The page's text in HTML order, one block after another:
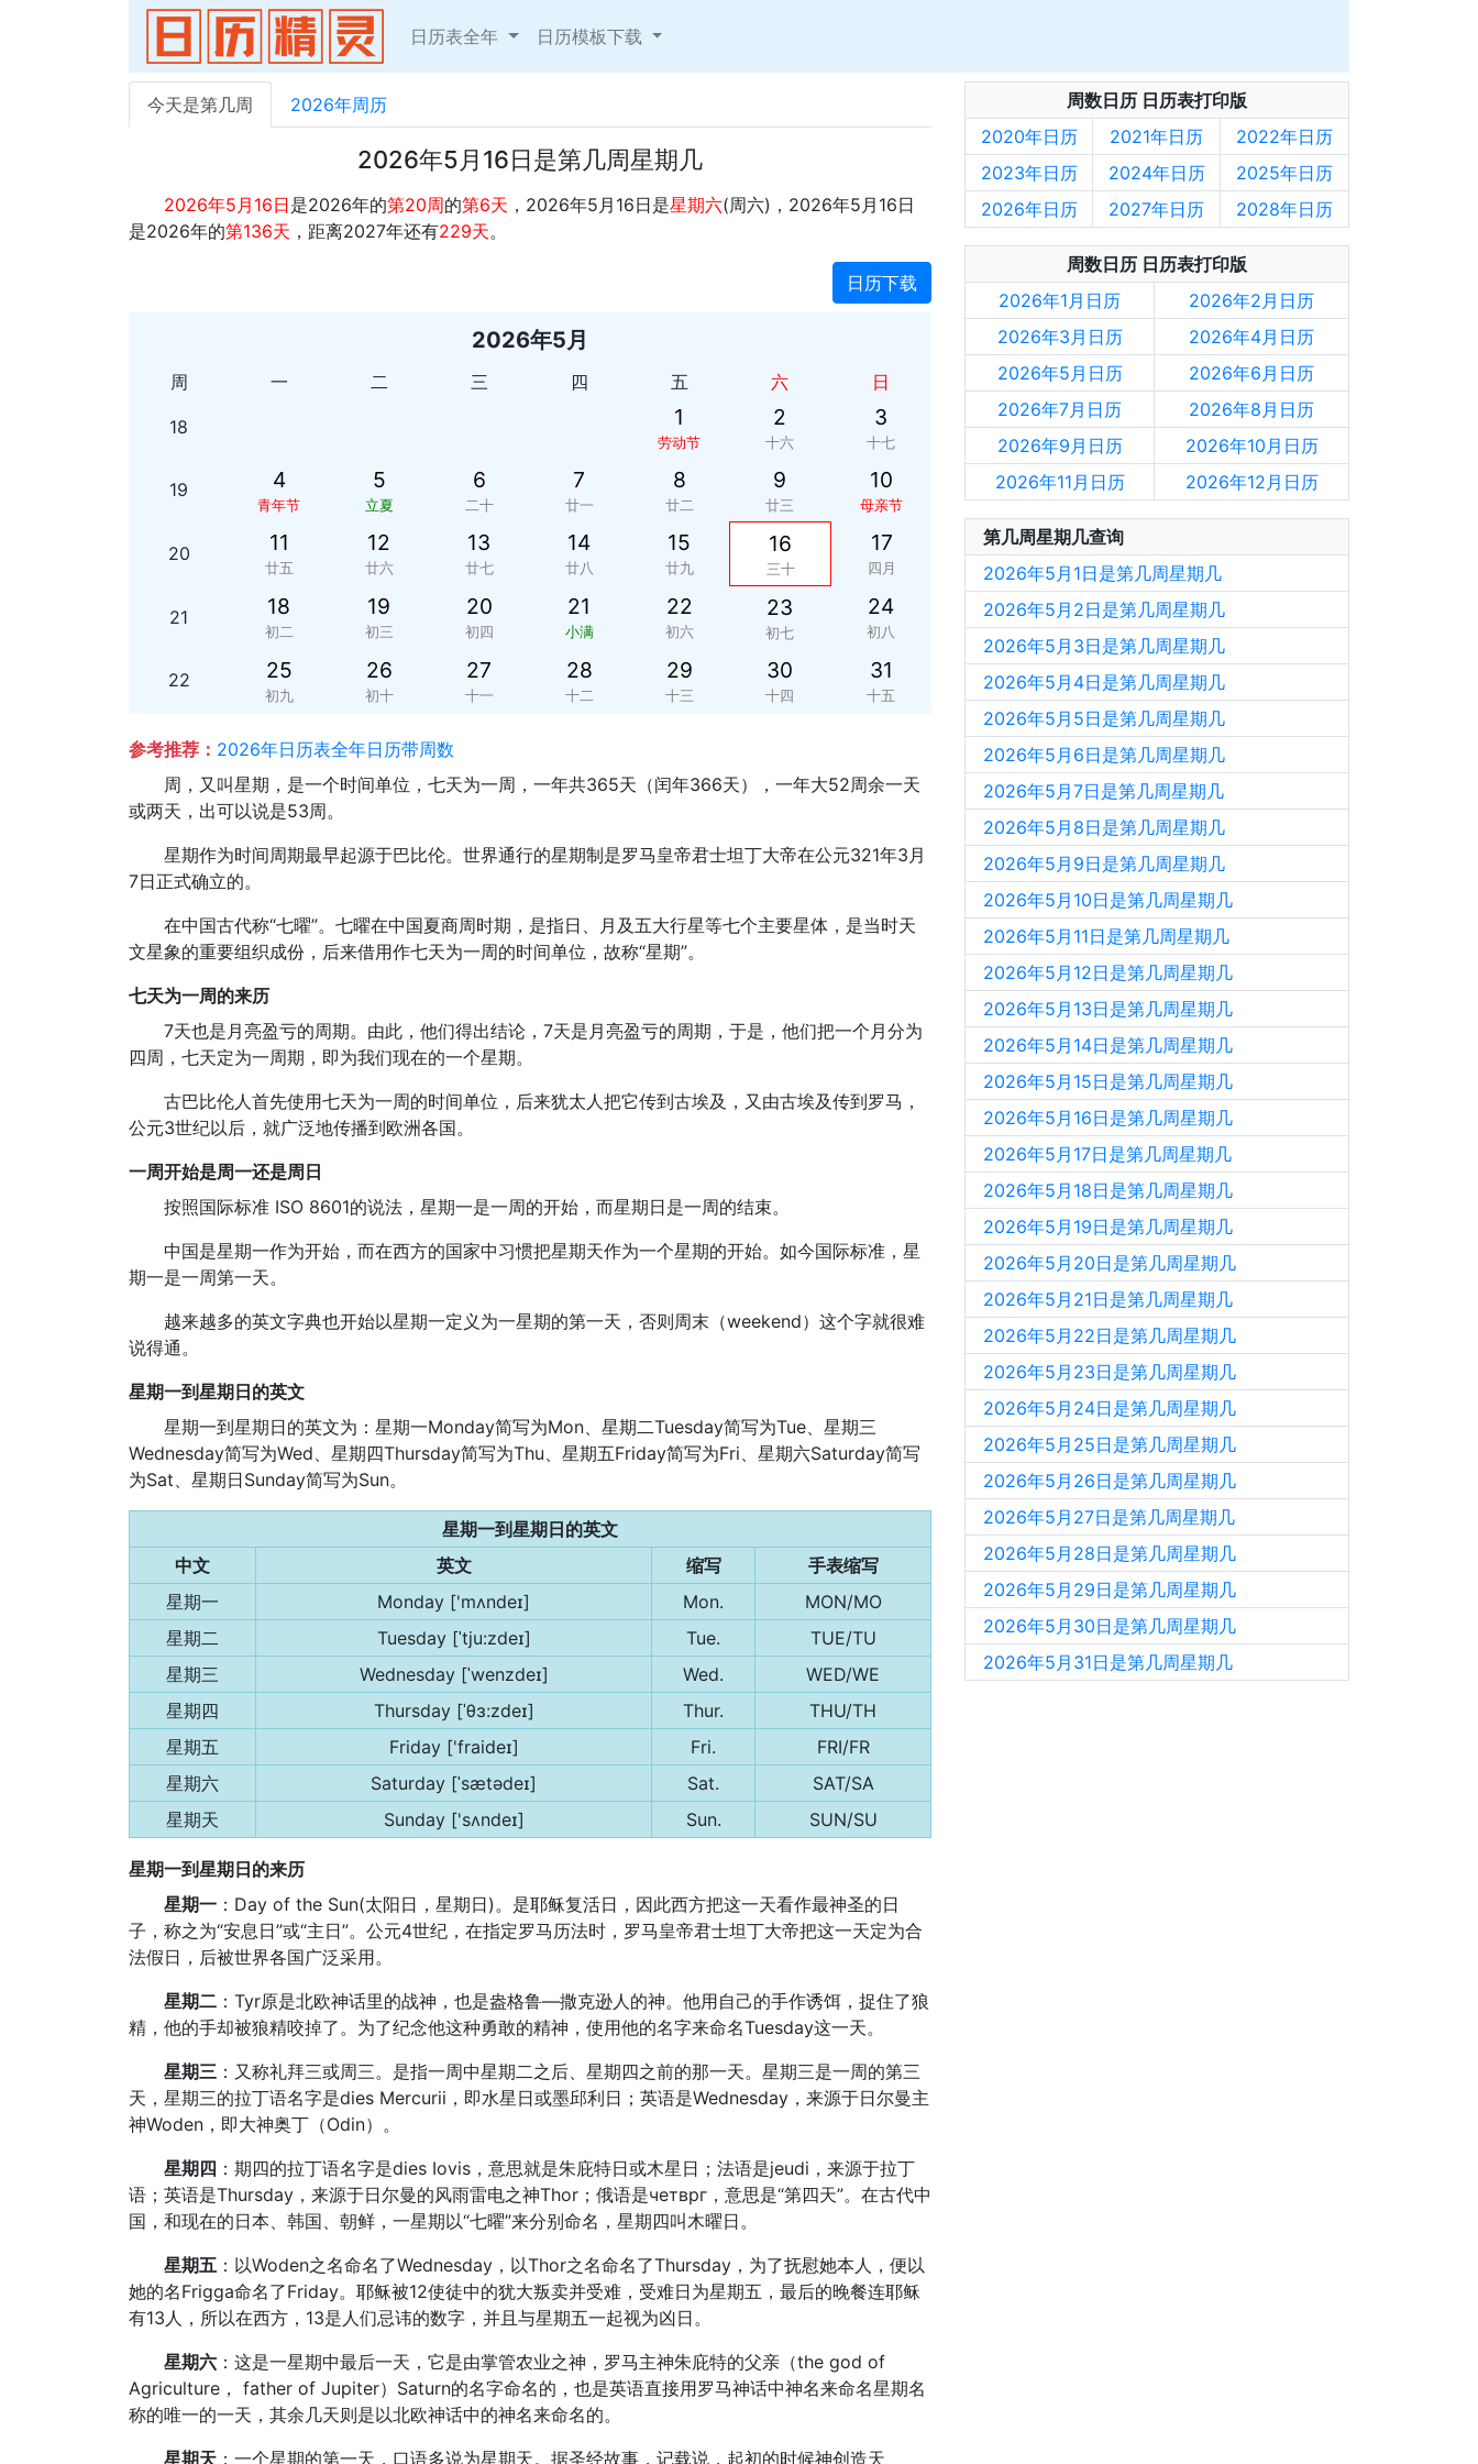
日历表全年 日历模板下载
今天是第几周 2026年周历
2026年5月16日是第几周星期几
2026年5月16日是2026年的第20周的第6天 ，2026年5月16日是星期六(周六)，2026年5月16日
是2026年的第136天 ，距离2027年还有229天。
日历下载
2026年5月
周 一 二 三 四 五 六 日
18 1
劳动节
2
十六
3
十七
19 4
青年节
5
立夏
6
二十
7
廿一
8
廿二
9
廿三
10
母亲节
20 11
廿五
12
廿六
13
廿七
14
廿八
15
廿九
16
三十
17
四月
21 18
初二
19
初三
20
初四
21
小满
22
初六
23
初七
24
初八
22 25
初九
26
初十
27
十一
28
十二
29
十三
30
十四
31
十五
参考推荐： 2026年日历表全年日历带周数
周，又叫星期，是一个时间单位，七天为一周，一年共365天（闰年366天），一年大52周余一天
或两天，出可以说是53周。
星期作为时间周期最早起源于巴比伦。世界通行的星期制是罗马皇帝君士坦丁大帝在公元321年3月
7日正式确立的。
在中国古代称“七曜”。七曜在中国夏商周时期，是指日、月及五大行星等七个主要星体，是当时天
文星象的重要组织成份，后来借用作七天为一周的时间单位，故称“星期”。
七天为一周的来历
7天也是月亮盈亏的周期。由此，他们得出结论，7天是月亮盈亏的周期，于是，他们把一个月分为
四周，七天定为一周期，即为我们现在的一个星期。
古巴比伦人首先使用七天为一周的时间单位，后来犹太人把它传到古埃及，又由古埃及传到罗马，
公元3世纪以后，就广泛地传播到欧洲各国。
一周开始是周一还是周日
按照国际标准 ISO 8601的说法，星期一是一周的开始，而星期日是一周的结束。
中国是星期一作为开始，而在西方的国家中习惯把星期天作为一个星期的开始。如今国际标准，星
期一是一周第一天。
越来越多的英文字典也开始以星期一定义为一星期的第一天，否则周末（weekend）这个字就很难
说得通。
星期一到星期日的英文
星期一到星期日的英文为：星期一Monday简写为Mon、星期二Tuesday简写为Tue、星期三
Wednesday简写为Wed、星期四Thursday简写为Thu、星期五Friday简写为Fri、星期六Saturday简写
为Sat、星期日Sunday简写为Sun。
星期一到星期日的英文
中文
英文 缩写
手表缩写
星期一
Monday ['mʌndeɪ] Mon.
MON/MO
星期二
Tuesday [ˈtju:zdeɪ] Tue.
TUE/TU
星期三
Wednesday [ˈwenzdeɪ] Wed.
WED/WE
星期四
Thursday [ˈθɜ:zdeɪ] Thur.
THU/TH
星期五
Friday ['fraideɪ] Fri.
FRI/FR
星期六
Saturday [ˈsætədeɪ] Sat.
SAT/SA
星期天
Sunday ['sʌndeɪ] Sun. SUN/SU
星期一到星期日的来历
星期一 ：Day of the Sun(太阳日，星期日)。是耶稣复活日，因此西方把这一天看作最神圣的日
子，称之为“安息日”或“主日”。公元4世纪，在指定罗马历法时，罗马皇帝君士坦丁大帝把这一天定为合
法假日，后被世界各国广泛采用。
星期二 ：Tyr原是北欧神话里的战神，也是盎格鲁—撒克逊人的神。他用自己的手作诱饵，捉住了狼
精，他的手却被狼精咬掉了。为了纪念他这种勇敢的精神，使用他的名字来命名Tuesday这一天。
星期三 ：又称礼拜三或周三。是指一周中星期二之后、星期四之前的那一天。星期三是一周的第三
天，星期三的拉丁语名字是dies Mercurii，即水星日或墨邱利日；英语是Wednesday，来源于日尔曼主
神Woden，即大神奥丁（Odin）。
星期四 ：期四的拉丁语名字是dies Iovis，意思就是朱庇特日或木星日；法语是jeudi，来源于拉丁
语；英语是Thursday，来源于日尔曼的风雨雷电之神Thor；俄语是четврг，意思是“第四天”。在古代中
国，和现在的日本、韩国、朝鲜，一星期以“七曜”来分别命名，星期四叫木曜日。
星期五 ：以Woden之名命名了Wednesday，以Thor之名命名了Thursday，为了抚慰她本人，便以
她的名Frigga命名了Friday。耶稣被12使徒中的犹大叛卖并受难，受难日为星期五，最后的晚餐连耶稣
有13人，所以在西方，13是人们忌讳的数字，并且与星期五一起视为凶日。
星期六 ：这是一星期中最后一天，它是由掌管农业之神，罗马主神朱庇特的父亲（the god of
Agriculture， father of Jupiter）Saturn的名字命名的，也是英语直接用罗马神话中神名来命名星期名
称的唯一的一天，其余几天则是以北欧神话中的神名来命名的。
星期天 ：一个星期的第一天，口语多说为星期天。据圣经故事，记载说，起初的时候神创造天
周数日历 日历表打印版
2020年日历
2021年日历
2022年日历
2023年日历
2024年日历
2025年日历
2026年日历
2027年日历 2028年日历
周数日历 日历表打印版
2026年1月日历
2026年2月日历
2026年3月日历
2026年4月日历
2026年5月日历
2026年6月日历
2026年7月日历
2026年8月日历
2026年9月日历
2026年10月日历
2026年11月日历
2026年12月日历
第几周星期几查询
2026年5月1日是第几周星期几
2026年5月2日是第几周星期几
2026年5月3日是第几周星期几
2026年5月4日是第几周星期几
2026年5月5日是第几周星期几
2026年5月6日是第几周星期几
2026年5月7日是第几周星期几
2026年5月8日是第几周星期几
2026年5月9日是第几周星期几
2026年5月10日是第几周星期几
2026年5月11日是第几周星期几
2026年5月12日是第几周星期几
2026年5月13日是第几周星期几
2026年5月14日是第几周星期几
2026年5月15日是第几周星期几
2026年5月16日是第几周星期几
2026年5月17日是第几周星期几
2026年5月18日是第几周星期几
2026年5月19日是第几周星期几
2026年5月20日是第几周星期几
2026年5月21日是第几周星期几
2026年5月22日是第几周星期几
2026年5月23日是第几周星期几
2026年5月24日是第几周星期几
2026年5月25日是第几周星期几
2026年5月26日是第几周星期几
2026年5月27日是第几周星期几
2026年5月28日是第几周星期几
2026年5月29日是第几周星期几
2026年5月30日是第几周星期几
2026年5月31日是第几周星期几